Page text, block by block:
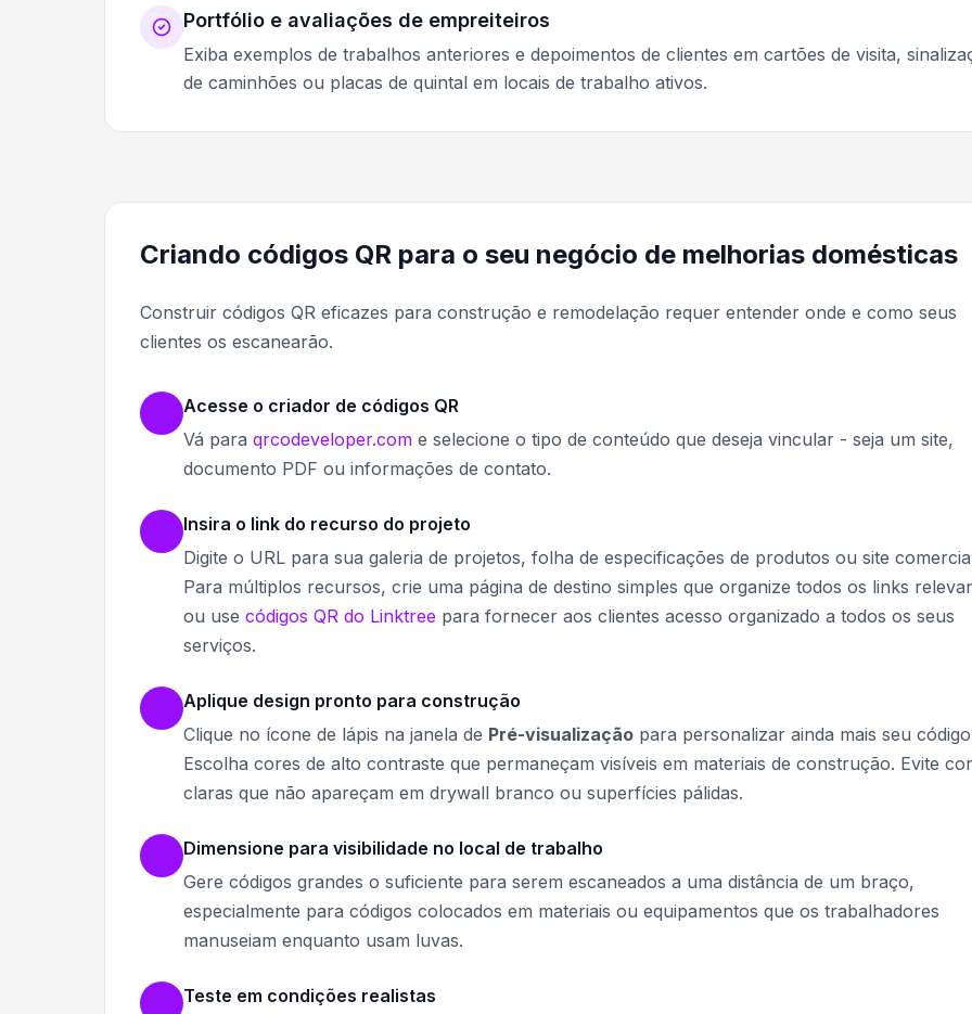
Portfólio e avaliações de empreiteiros
Exiba exemplos de trabalhos anteriores e depoimentos de clientes em cartões de visita,
de caminhões ou placas de quintal em locais de trabalho ativos.
Criando códigos QR para o seu negócio de melhorias domésticas
Construir códigos QR eficazes para construção e remodelação requer entender onde e como seus
clientes os escanearão.
Acesse o criador de códigos QR
Vá para qrcodeveloper.com e selecione o tipo de conteúdo que deseja vincular - seja um site,
documento PDF ou informações de contato.
Insira o link do recurso do projeto
Digite o URL para sua galeria de projetos, folha de especificações de produtos ou site
Para múltiplos recursos, crie uma página de destino simples que organize todos os links
ou use códigos QR do Linktree para fornecer aos clientes acesso organizado a todos os seus
serviços.
Aplique design pronto para construção
Clique no ícone de lápis na janela de Pré-visualização para personalizar ainda mais seu
Escolha cores de alto contraste que permaneçam visíveis em materiais de construção. Evite
claras que não apareçam em drywall branco ou superfícies pálidas.
Dimensione para visibilidade no local de trabalho
Gere códigos grandes o suficiente para serem escaneados a uma distância de um braço,
especialmente para códigos colocados em materiais ou equipamentos que os trabalhadores
manuseiam enquanto usam luvas.
Teste em condições realistas